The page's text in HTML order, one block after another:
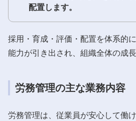
配置します。
採用・育成・評価・配置を体系的
能力が引き出され、組織全体の成
労務管理の主な業務内容
労務管理は、従業員が安心して働